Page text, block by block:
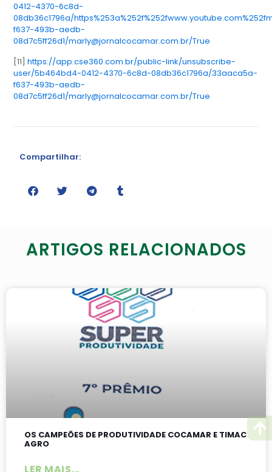
0412-4370-6c8d-
08db36c1796a/
f637-493b-aedb-
08d7c5ff26d1/marly@jornalcocamar.com.br/True
[11]https://app.cse360.com.br/public-link/unsubscribe-
user/5b464bd4-0412-4370-6c8d-08db36c1796a/33aaca5a-
f637-493b-aedb-
08d7c5ff26d1/marly@jornalcocamar.com.br/True
Compartilhar:
ARTIGOS RELACIONADOS
OS CAMPEÕES DE PRODUTIVIDADE COCAMAR E TIMAC
AGRO
LER MAIS...